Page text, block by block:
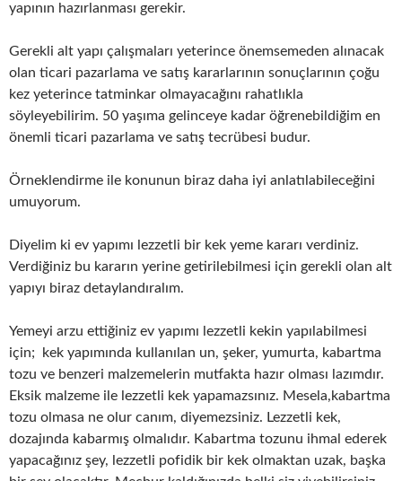
yapının hazırlanması gerekir.
Gerekli alt yapı çalışmaları yeterince önemsemeden alınacak
olan ticari pazarlama ve satış kararlarının sonuçlarının çoğu
kez yeterince tatminkar olmayacağını rahatlıkla
söyleyebilirim. 50 yaşıma gelinceye kadar öğrenebildiğim en
önemli ticari pazarlama ve satış tecrübesi budur.
Örneklendirme ile konunun biraz daha iyi anlatılabileceğini
umuyorum.
Diyelim ki ev yapımı lezzetli bir kek yeme kararı verdiniz.
Verdiğiniz bu kararın yerine getirilebilmesi için gerekli olan alt
yapıyı biraz detaylandıralım.
Yemeyi arzu ettiğiniz ev yapımı lezzetli kekin yapılabilmesi
için; kek yapımında kullanılan un, şeker, yumurta, kabartma
tozu ve benzeri malzemelerin mutfakta hazır olması lazımdır.
Eksik malzeme ile lezzetli kek yapamazsınız. Mesela,kabartma
tozu olmasa ne olur canım, diyemezsiniz. Lezzetli kek,
dozajında kabarmış olmalıdır. Kabartma tozunu ihmal ederek
yapacağınız şey, lezzetli pofidik bir kek olmaktan uzak, başka